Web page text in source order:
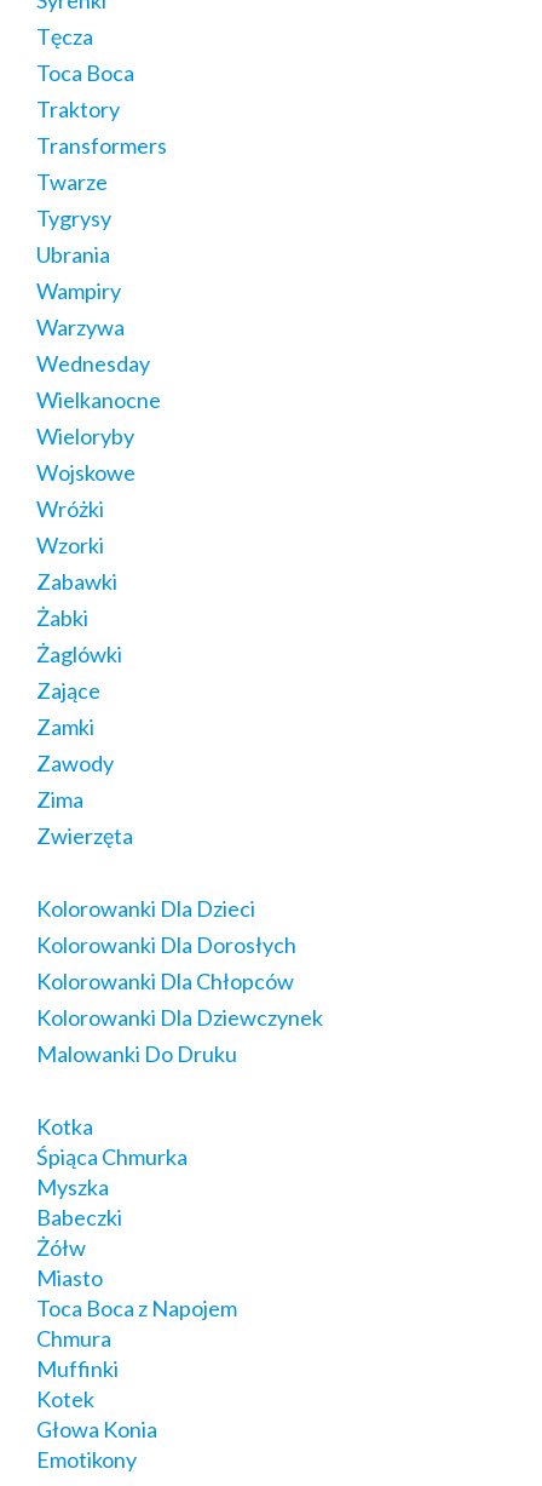
Tęcza
Toca Boca
Traktory
Transformers
Twarze
Tygrysy
Ubrania
Wampiry
Warzywa
Wednesday
Wielkanocne
Wieloryby
Wojskowe
Wróżki
Wzorki
Zabawki
Żabki
Żaglówki
Zające
Zamki
Zawody
Zima
Zwierzęta
Kolorowanki Dla Dzieci
Kolorowanki Dla Dorosłych
Kolorowanki Dla Chłopców
Kolorowanki Dla Dziewczynek
Malowanki Do Druku
Kotka
Śpiąca Chmurka
Myszka
Babeczki
Żółw
Miasto
Toca Boca z Napojem
Chmura
Muffinki
Kotek
Głowa Konia
Emotikony